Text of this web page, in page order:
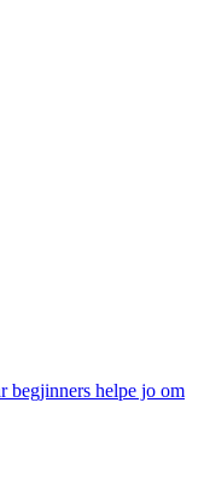
begjinners helpe jo om